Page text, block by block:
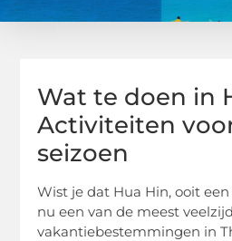
Wat te doen in
Activiteiten
seizoen
Wist je dat Hua Hin, ooit
nu een van de meest
vakantiebestemmingen in